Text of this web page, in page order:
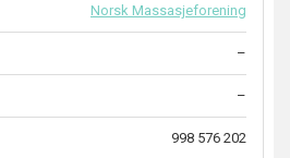
Norsk Massasjeforening
–
–
998 576 202